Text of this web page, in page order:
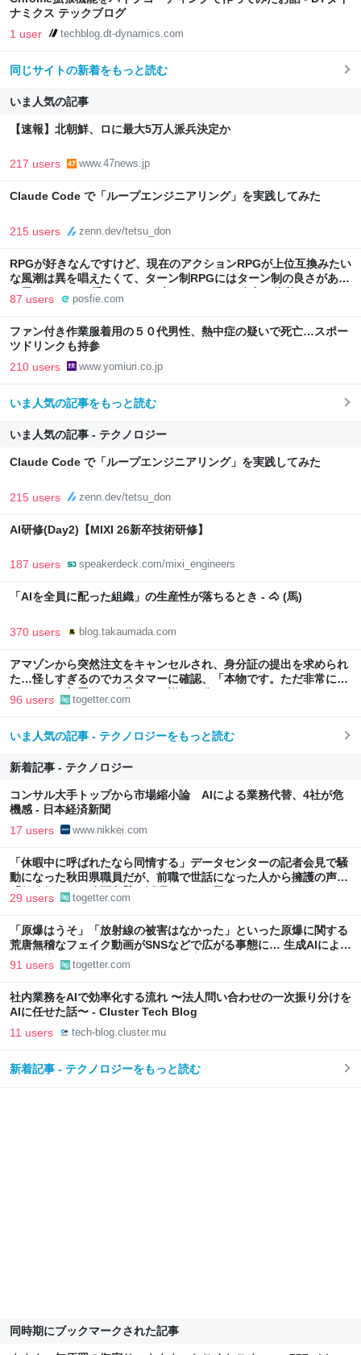
ナミクス テックブログ
1 user techblog.dt-dynamics.com
同じサイトの新着をもっと読む
いま人気の記事
【速報】北朝鮮、ロに最大5万人派兵決定か
217 users www.47news.jp
Claude Code で「ループエンジニアリング」を実践してみた
215 users zenn.dev/tetsu_don
RPGが好きなんですけど、現在のアクションRPGが上位互換みたい
な風潮は異を唱えたくて、ターン制RPGにはターン制の良さがある
と思ってます 一手をじっくり考えられたり、途中で休憩したりでき
るのがターン制の良さじゃないですか もっとターン制を煮詰めて欲
しい→「既出だと思うがここはオクトパストラベラーを推したい
(´・ω・｀)」
87 users posfie.com
ファン付き作業服着用の５０代男性、熱中症の疑いで死亡…スポー
ツドリンクも持参
210 users www.yomiuri.co.jp
いま人気の記事をもっと読む
いま人気の記事 - テクノロジー
Claude Code で「ループエンジニアリング」を実践してみた
215 users zenn.dev/tetsu_don
AI研修(Day2)【MIXI 26新卒技術研修】
187 users speakerdeck.com/mixi_engineers
「AIを全員に配った組織」の生産性が落ちるとき - 🐴 (馬)
370 users blog.takaumada.com
アマゾンから突然注文をキャンセルされ、身分証の提出を求められ
た…怪しすぎるのでカスタマーに確認、「本物です。ただ非常に高
いレベルの部署なので我々にも詳細は分かりません」とのこと
96 users togetter.com
いま人気の記事 - テクノロジーをもっと読む
新着記事 - テクノロジー
コンサル大手トップから市場縮小論 AIによる業務代替、4社が危
機感 - 日本経済新聞
17 users www.nikkei.com
「休暇中に呼ばれたなら同情する」データセンターの記者会見で騒
動になった秋田県職員だが、前職で世話になった人から擁護の声
「行政側として八面六臂の活躍をしたと思う」
29 users togetter.com
「原爆はうそ」「放射線の被害はなかった」といった原爆に関する
荒唐無稽なフェイク動画がSNSなどで広がる事態に… 生成AIによる
被爆の実相からはかけ離れた動画も増加、被爆者からは憤りの声も
91 users togetter.com
社内業務をAIで効率化する流れ 〜法人問い合わせの一次振り分けを
AIに任せた話〜 - Cluster Tech Blog
11 users tech-blog.cluster.mu
新着記事 - テクノロジーをもっと読む
同時期にブックマークされた記事